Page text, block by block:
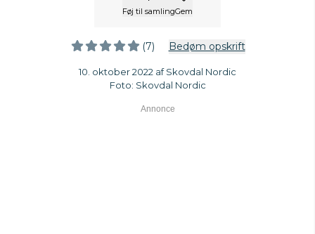
Føj til samlingGem
(7) Bedøm opskrift
10. oktober 2022 af Skovdal Nordic
Foto: Skovdal Nordic